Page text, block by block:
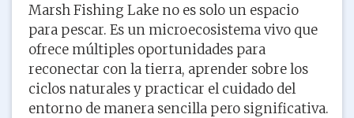
Marsh Fishing Lake no es solo un espacio
para pescar. Es un microecosistema vivo que
ofrece múltiples oportunidades para
reconectar con la tierra, aprender sobre los
ciclos naturales y practicar el cuidado del
entorno de manera sencilla pero significativa.